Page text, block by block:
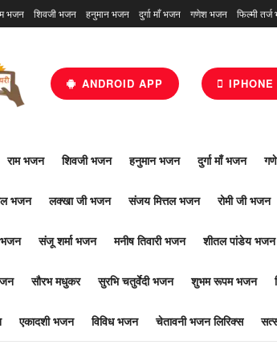
भजन शिवजी भजन हनुमान भजन दुर्गा माँ भजन गणेश भजन फिल्मी
ANDROID APP
राम भजन शिवजी भजन हनुमान भजन दुर्गा माँ भजन
भजन लक्खा जी भजन संजय मित्तल भजन रोमी जी भजन
भजन संजू शर्मा भजन मनीष तिवारी भजन शीतल पांडेय भजन
सौरभ मधुकर सुरभि चतुर्वेदी भजन शुभम रूपम भजन
एकादशी भजन विविध भजन चेतावनी भजन लिरिक्स